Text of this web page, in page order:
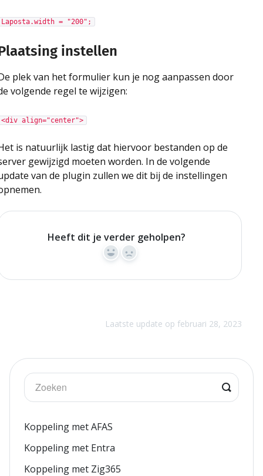
Laposta.width = "200";
instellen
plek van het formulier kun je nog aanpassen door
volgende regel te wijzigen:
<div align="center">
is natuurlijk lastig dat hiervoor bestanden op de
gewijzigd moeten worden. In de volgende
van de plugin zullen we dit bij de instellingen
Heeft dit je verder geholpen?
Yes No
Laatste update op februari 28, 2023
Koppeling met AFAS
Koppeling met Entra
Koppeling met Zig365